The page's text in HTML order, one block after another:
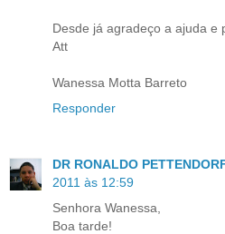
Desde já agradeço a ajuda e
Att
Wanessa Motta Barreto
Responder
DR RONALDO
2011 às 12:59
Senhora Wanessa,
Boa tarde!